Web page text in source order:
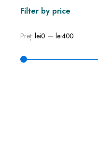
Filter by price
Preț: lei0 — lei400